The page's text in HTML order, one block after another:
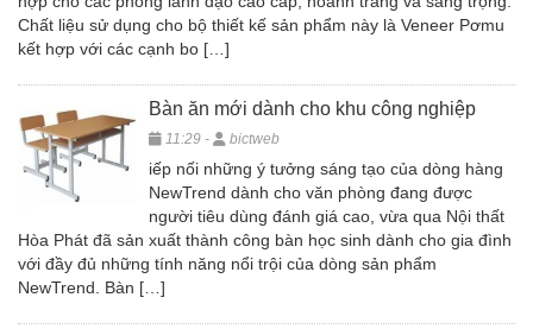
Chất liệu sử dụng cho bộ thiết kế sản phẩm này là Veneer Pơmu
kết hợp với các cạnh bo […]
Bàn ăn mới dành cho khu công nghiệp
11:29 - bictweb
iếp nối những ý tưởng sáng tạo của dòng hàng
NewTrend dành cho văn phòng đang được
người tiêu dùng đánh giá cao, vừa qua Nội thất
Hòa Phát đã sản xuất thành công bàn học sinh dành cho gia đình
với đầy đủ những tính năng nổi trội của dòng sản phẩm
NewTrend. Bàn […]